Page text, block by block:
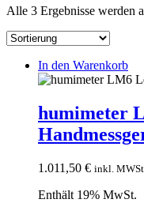
Alle 3 Ergebnisse werden
In den Warenkorb
humimeter
1.011,50 € inkl. MWSt
Enthält 19% MwSt.